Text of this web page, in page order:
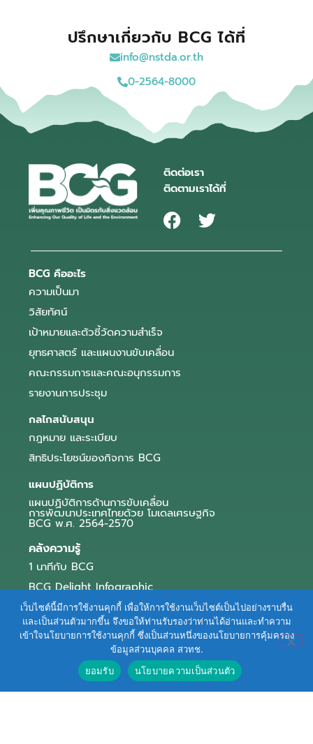
ปรึกษาเกี่ยวกับ BCG ได้ที่
info@nstda.or.th
0-2564-8000
ติดต่อเรา
ติดตามเราได้ที่
BCG คืออะไร
ความเป็นมา
วิสัยทัศน์
เป้าหมายและตัวชี้วัดความสำเร็จ
ยุทธศาสตร์ และแผนงานขับเคลื่อน
คณะกรรมการและคณะอนุกรรมการ
รายงานการประชุม
กลไกสนับสนุน
กฎหมาย และระเบียบ
สิทธิประโยชน์ของกิจการ BCG
แผนปฏิบัติการ
แผนปฏิบัติการด้านการขับเคลื่อน
การพัฒนาประเทศไทยด้วย โมเดลเศรษฐกิจ
BCG พ.ศ. 2564-2570
คลังความรู้
1 นาทีกับ BCG
BCG Delight Infographic
สื่อประชาสัมพันธ์
e-Book Series
ตัวอย่างธุรกิจ BCG
ข่าวและบทความ
เว็บไซต์นี้มีการใช้งานคุกกี้ เพื่อให้การใช้งานเว็บไซต์เป็นไปอย่างราบรื่น
และเป็นส่วนตัวมากขึ้น จึงขอให้ท่านรับรองว่าท่านได้อ่านและทำความ
เข้าใจนโยบายการใช้งานคุกกี้ ซึ่งเป็นส่วนหนึ่งของนโยบายการคุ้มครอง
ข้อมูลส่วนบุคคล สวทช.
ยอมรับ
นโยบายความเป็นส่วนตัว